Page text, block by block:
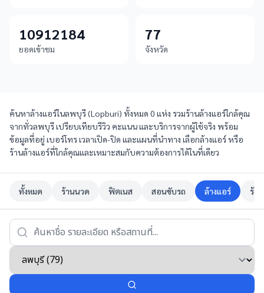
10912184
ยอดเข้าชม
77
จังหวัด
ค้นหาล้างแอร์ในลพบุรี (Lopburi) ทั้งหมด 0 แห่ง รวมร้านล้างแอร์ใกล้คุณ
จากทั่วลพบุรี เปรียบเทียบรีวิว คะแนน และบริการจากผู้ใช้จริง พร้อม
ข้อมูลที่อยู่ เบอร์โทร เวลาเปิด-ปิด และแผนที่นำทาง เลือกล้างแอร์ หรือ
ร้านล้างแอร์ที่ใกล้คุณและเหมาะสมกับความต้องการได้ในที่เดียว
ทั้งหมด ร้านนวด ฟิตเนส สอนขับรถ ล้างแอร์ ร้า